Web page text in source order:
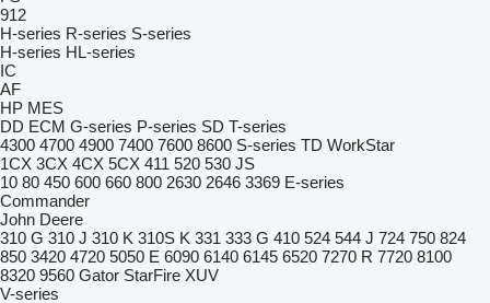
912
H-series R-series S-series
H-series HL-series
IC
AF
HP MES
DD ECM G-series P-series SD T-series
4300 4700 4900 7400 7600 8600 S-series TD WorkStar
1CX 3CX 4CX 5CX 411 520 530 JS
10 80 450 600 660 800 2630 2646 3369 E-series
Commander
John Deere
310 G 310 J 310 K 310S K 331 333 G 410 524 544 J 724 750 824
850 3420 4720 5050 E 6090 6140 6145 6520 7270 R 7720 8100
8320 9560 Gator StarFire XUV
V-series